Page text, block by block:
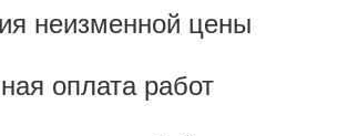
неизменной цены
оплата работ